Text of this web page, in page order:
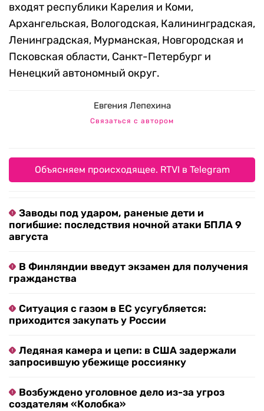
входят республики Карелия и Коми,
Архангельская, Вологодская, Калининградская,
Ленинградская, Мурманская, Новгородская и
Псковская области, Санкт-Петербург и
Ненецкий автономный округ.
Евгения Лепехина
Связаться с автором
Объясняем происходящее. RTVI в Telegram
Заводы под ударом, раненые дети и
погибшие: последствия ночной атаки БПЛА 9
августа
В Финляндии введут экзамен для получения
гражданства
Ситуация с газом в ЕС усугубляется:
приходится закупать у России
Ледяная камера и цепи: в США задержали
запросившую убежище россиянку
Возбуждено уголовное дело из-за угроз
создателям «Колобка»